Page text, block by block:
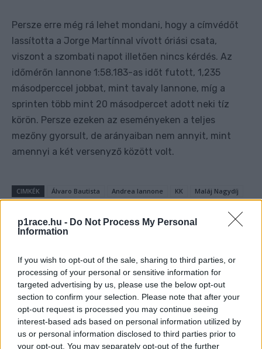
p1race.hu - Do Not Process My Personal
Information
If you wish to opt-out of the sale, sharing to third parties, or
processing of your personal or sensitive information for
targeted advertising by us, please use the below opt-out
section to confirm your selection. Please note that after your
opt-out request is processed you may continue seeing
interest-based ads based on personal information utilized by
us or personal information disclosed to third parties prior to
your opt-out. You may separately opt-out of the further
Persze erre még rá lehet mondani, hogy a címvédőt
lassította a Jorge Martínnal vívott óriási csata,
viszont a szombati napot illetően nincs kérdés. Az
időmérőn Iannone 1:58.183-as időt futott, 1,235
másodperccel jobbat, mint tavaly Iannone, míg a
sprinten több mint 20 másodpercet adott neki tíz
körön. Persze ezeken az eseményeken a teljes
mezőny gyorsult, de arányaiban nem annyit, mint
amennyi a két versenyző között volt.
CIMKÉK Álvaro Bautista Andrea Iannone KK
Maláj Nagydíj
Előző cikk
Visszatérő probléma
keserítette meg az Aprilia-
versenyzők életét Sepangban
Következő cikk
Acosta tanult korábbi
kálváriájából, és futamának
„kukázása” helyett inkább
visszavett